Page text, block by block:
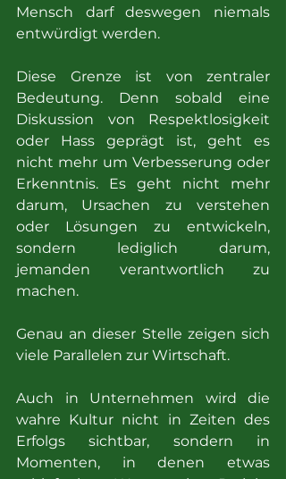
Mensch darf deswegen niemals
entwürdigt werden.
Diese Grenze ist von zentraler
Bedeutung. Denn sobald eine
Diskussion von Respektlosigkeit
oder Hass geprägt ist, geht es
nicht mehr um Verbesserung oder
Erkenntnis. Es geht nicht mehr
darum, Ursachen zu verstehen
oder Lösungen zu entwickeln,
sondern lediglich darum,
jemanden verantwortlich zu
machen.
Genau an dieser Stelle zeigen sich
viele Parallelen zur Wirtschaft.
Auch in Unternehmen wird die
wahre Kultur nicht in Zeiten des
Erfolgs sichtbar, sondern in
Momenten, in denen etwas